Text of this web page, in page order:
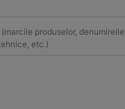
produselor,
etc.)